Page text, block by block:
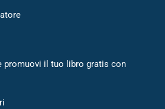
promuovi il tuo libro gratis con